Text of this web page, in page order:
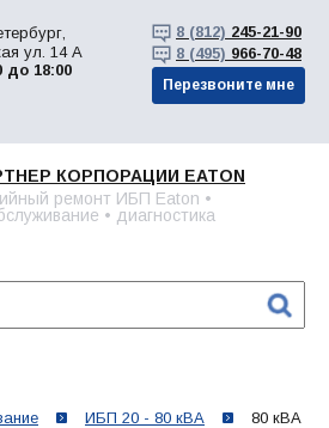
ул. 14 А
до 18:00
8 (812) 245-21-90
8 (495) 966-70-48
Перезвоните мне
КОРПОРАЦИИ EATON
ремонт ИБП Eaton •
• диагностика
ИБП 20 - 80 кВА 80 кВА